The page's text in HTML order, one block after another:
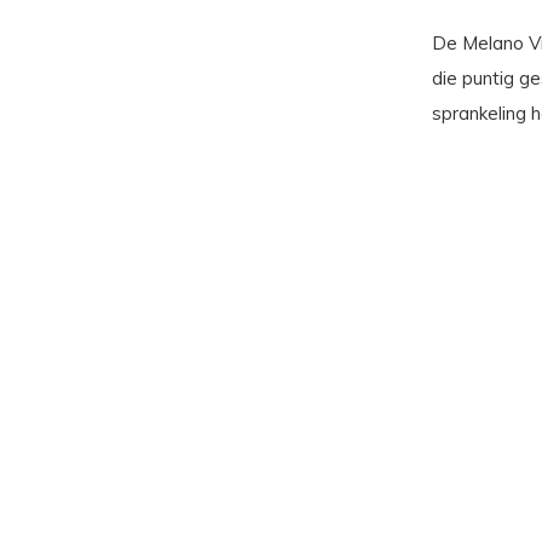
De Melano
die puntig
sprankeling